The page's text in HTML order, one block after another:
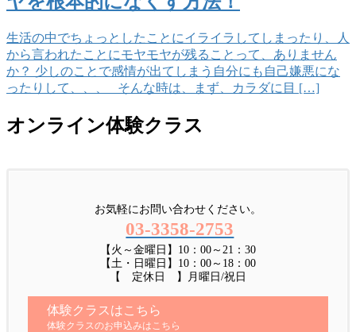
生活の中でちょっとしたことにイライラしてしまったり、人
から言われたことにモヤモヤが残ることって、ありません
か？ 少しのことで感情が出てしまう自分にも自己嫌悪にな
ったりして、、、 そんな時は、まず、カラダに目 […]
オンライン体験クラス
お気軽にお問い合わせください。
03-3358-2753
【火～金曜日】10：00～21：30
【土・日曜日】10：00～18：00
【 定休日 】月曜日/祝日
体験クラスはこちら
体験クラスのお申込みはこちら